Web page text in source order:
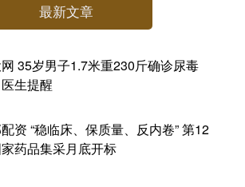
最新文章
35岁男子1.7米重230斤确诊尿毒
生提醒
资 “稳临床、保质量、反内卷” 第12
药品集采月底开标